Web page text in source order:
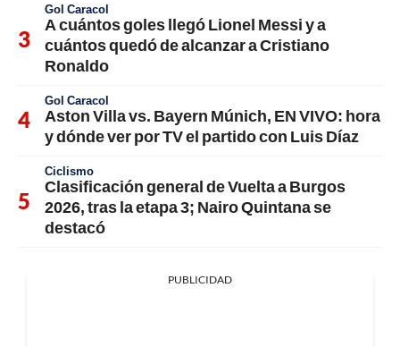
Gol Caracol
A cuántos goles llegó Lionel Messi y a
cuántos quedó de alcanzar a Cristiano
Ronaldo
Gol Caracol
Aston Villa vs. Bayern Múnich, EN VIVO: hora
y dónde ver por TV el partido con Luis Díaz
Ciclismo
Clasificación general de Vuelta a Burgos
2026, tras la etapa 3; Nairo Quintana se
destacó
PUBLICIDAD